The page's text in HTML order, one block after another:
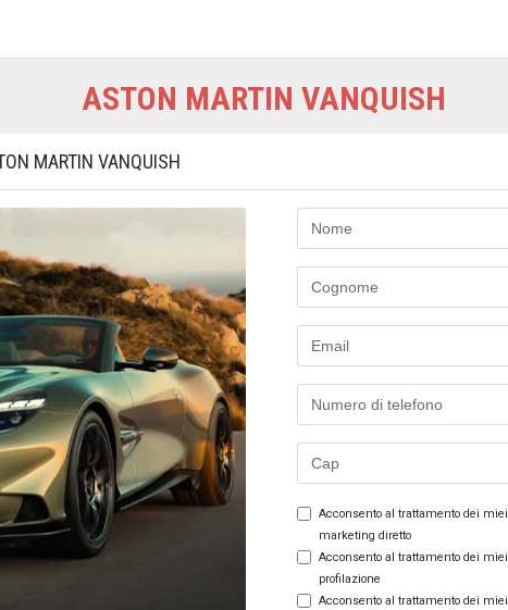
ASTON MARTIN VANQUISH
MARTIN VANQUISH
Acconsento al trattamento dei
marketing diretto
Acconsento al trattamento dei
profilazione
Acconsento al trattamento dei